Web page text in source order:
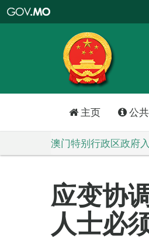
特
政
区
政
口
主页 公
澳门特别行政区政府
应变协
人士必